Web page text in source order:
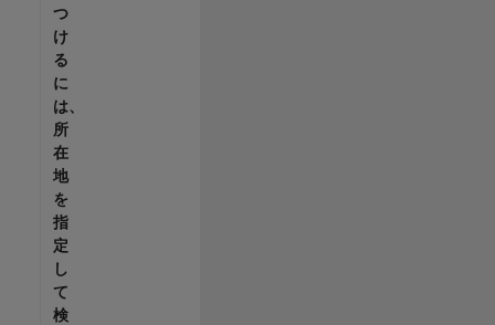
つ
け
る
に
は、
所
在
地
を
指
定
し
て
検